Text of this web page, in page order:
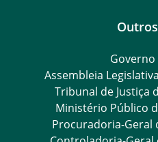
Governo
Assembleia
Tribunal de Justiça
Ministério Público
Procuradoria-Geral